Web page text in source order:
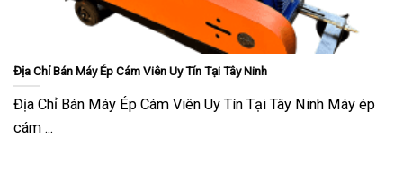
Địa Chỉ Bán Máy Ép Cám Viên Uy Tín Tại Tây Ninh
Địa Chỉ Bán Máy Ép Cám Viên Uy Tín Tại Tây Ninh Máy ép
cám ...